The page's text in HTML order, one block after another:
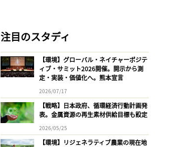
注目のスタディ
【環境】グローバル・ネイチャーポジテ
ィブ・サミット2026開催。開示から測
定・実装・価値化へ。熊本宣言
2026/07/17
【戦略】日本政府、循環経済行動計画発
表。金属資源の再生素材供給目標も設定
2026/05/25
【環境】リジェネラティブ農業の現在地